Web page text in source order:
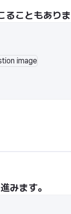
こともありま
みます。